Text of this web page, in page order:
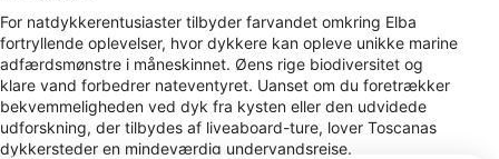
For natdykkerentusiaster tilbyder farvandet omkring Elba
fortryllende oplevelser, hvor dykkere kan opleve unikke marine
adfærdsmønstre i måneskinnet. Øens rige biodiversitet og
klare vand forbedrer nateventyret. Uanset om du foretrækker
bekvemmeligheden ved dyk fra kysten eller den udvidede
udforskning, der tilbydes af liveaboard-ture, lover Toscanas
dykkersteder en mindeværdig undervandsrejse.